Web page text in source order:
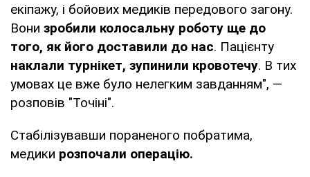
екіпажу, і бойових медиків передового загону.
Вони зробили колосальну роботу ще до
того, як його доставили до нас. Пацієнту
наклали турнікет, зупинили кровотечу. В тих
умовах це вже було нелегким завданням", —
розповів "Точіні".
Стабілізувавши пораненого побратима,
медики розпочали операцію.